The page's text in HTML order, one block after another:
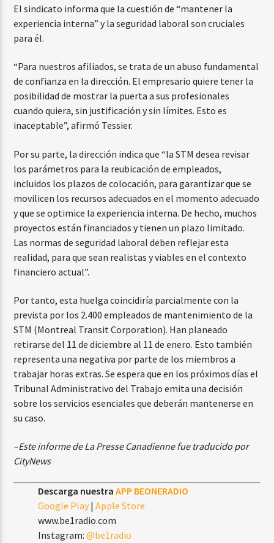
El sindicato informa que la cuestión de “mantener la
experiencia interna” y la seguridad laboral son cruciales
para él.
“Para nuestros afiliados, se trata de un abuso fundamental
de confianza en la dirección. El empresario quiere tener la
posibilidad de mostrar la puerta a sus profesionales
cuando quiera, sin justificación y sin límites. Esto es
inaceptable”, afirmó Tessier.
Por su parte, la dirección indica que “la STM desea revisar
los parámetros para la reubicación de empleados,
incluidos los plazos de colocación, para garantizar que se
movilicen los recursos adecuados en el momento adecuado
y que se optimice la experiencia interna. De hecho, muchos
proyectos están financiados y tienen un plazo limitado.
Las normas de seguridad laboral deben reflejar esta
realidad, para que sean realistas y viables en el contexto
financiero actual”.
Por tanto, esta huelga coincidiría parcialmente con la
prevista por los 2.400 empleados de mantenimiento de la
STM (Montreal Transit Corporation). Han planeado
retirarse del 11 de diciembre al 11 de enero. Esto también
representa una negativa por parte de los miembros a
trabajar horas extras. Se espera que en los próximos días el
Tribunal Administrativo del Trabajo emita una decisión
sobre los servicios esenciales que deberán mantenerse en
su caso.
–Este informe de La Presse Canadienne fue traducido por
CityNews
Descarga nuestraAPP BEONERADIO
Google Play |Apple Store
www.be1radio.com
Instagram:@be1radio